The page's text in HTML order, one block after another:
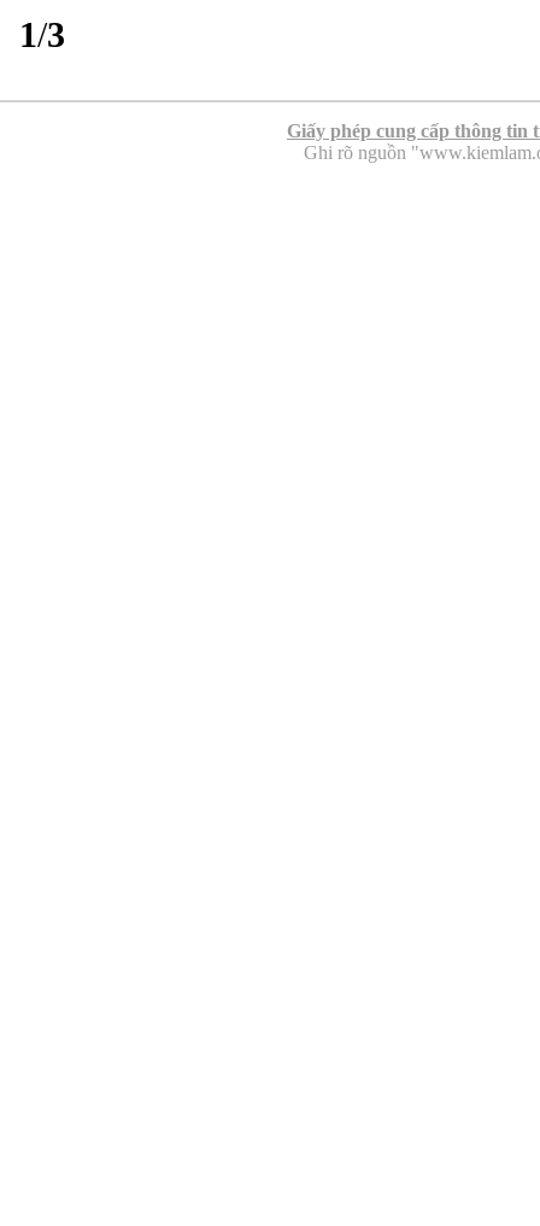
1/3
Giấy phép cung cấp thông tin
Ghi rõ nguồn